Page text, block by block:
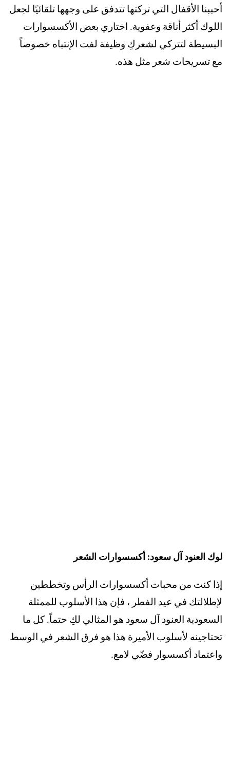
أحببنا الأقفال التي تركتها تتدفق على وجهها تلقائيًا لجعل
اللوك أكثر أناقة وعفوية. اختاري بعض الأكسسوارات
البسيطة لتتركي لشعركِ وظيفة لفت الإنتباه خصوصاً
مع تسريحات شعر مثل هذه.
لوك العنود آل سعود: أكسسوارات الشعر
إذا كنت من محبات أكسسوارات الرأس وتخططين
لإطلالتك في عيد الفطر ، فإن هذا الأسلوب للممثلة
السعودية العنود آل سعود هو المثالي لكِ حتماً. كل ما
تحتاجينه لأسلوب الأميرة هذا هو فرق الشعر في الوسط
واعتماد أكسسوار فضّي لامع.